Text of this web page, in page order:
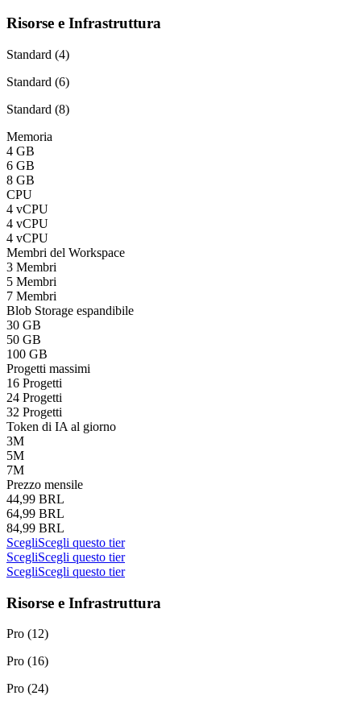
Risorse e Infrastruttura
Standard (4)
Standard (6)
Standard (8)
Memoria
4 GB
6 GB
8 GB
CPU
4 vCPU
4 vCPU
4 vCPU
Membri del Workspace
3 Membri
5 Membri
7 Membri
Blob Storage espandibile
30 GB
50 GB
100 GB
Progetti massimi
16 Progetti
24 Progetti
32 Progetti
Token di IA al giorno
3M
5M
7M
Prezzo mensile
44,99 BRL
64,99 BRL
84,99 BRL
ScegliScegli questo tier
ScegliScegli questo tier
ScegliScegli questo tier
Risorse e Infrastruttura
Pro (12)
Pro (16)
Pro (24)